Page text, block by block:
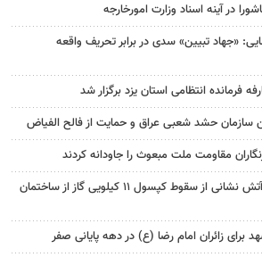
در آینه اسناد وزارت امورخارجه
«جهاد تبیین» سدی در برابر تحریف واقعه
فرمانده انتظامی استان یزد برگزار شد
سازمان حشد شعبی عراق و حمایت از فالح الفیاض
مقاومت ملت مبعوث را جاودانه کردند
روایت سخنگوی آتش نشانی از سقوط کپسول ۱۱ کیلویی گاز از ساختمان
برای زائران امام رضا (ع) در دهه پایانی صفر